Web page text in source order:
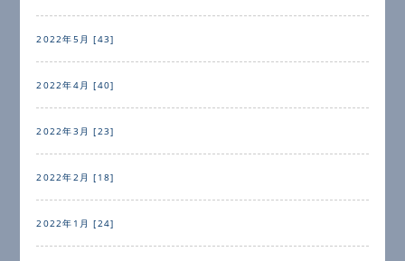
2022年5月 [43]
2022年4月 [40]
2022年3月 [23]
2022年2月 [18]
2022年1月 [24]